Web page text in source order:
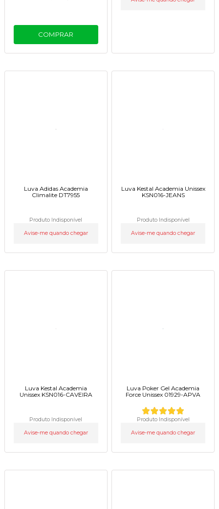
COMPRAR
Luva Adidas Academia
Climalite DT7955
Produto Indisponível
Avise-me quando chegar
Luva Kestal Academia Unissex
KSN016-JEANS
Produto Indisponível
Avise-me quando chegar
Luva Kestal Academia
Unissex KSN016-CAVEIRA
Produto Indisponível
Avise-me quando chegar
Luva Poker Gel Academia
Force Unissex 01929-APVA
Produto Indisponível
Avise-me quando chegar